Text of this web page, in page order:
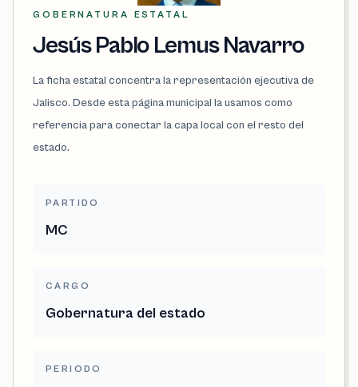
GOBERNATURA ESTATAL
Jesús Pablo Lemus Navarro
La ficha estatal concentra la representación ejecutiva de
Jalisco. Desde esta página municipal la usamos como
referencia para conectar la capa local con el resto del
estado.
PARTIDO
MC
CARGO
Gobernatura del estado
PERIODO